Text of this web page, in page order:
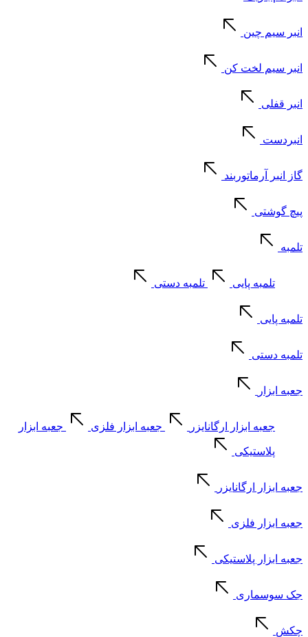
انبر سیم چین
انبر سیم لخت کن
انبر قفلی
انبردست
گاز انبر آرماتوربند
پیچ گوشتی
تلمبه
تلمبه پایی تلمبه دستی
تلمبه پایی
تلمبه دستی
جعبه ابزار
جعبه ابزار ارگانایزر جعبه ابزار فلزی جعبه ابزار
پلاستیکی
جعبه ابزار ارگانایزر
جعبه ابزار فلزی
جعبه ابزار پلاستیکی
جک سوسماری
چکش